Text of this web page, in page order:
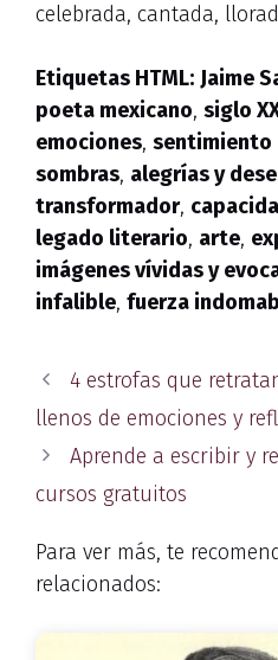
celebrada, cantada,
Etiquetas HTML: Jaime
poeta mexicano, siglo
emociones, sentimiento
sombras, alegrías y
transformador,
legado literario, arte,
imágenes vívidas y
infalible, fuerza
4 estrofas que
llenos de emociones y
Aprende a escribir y
cursos gratuitos
Para ver más, te
relacionados: